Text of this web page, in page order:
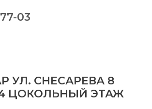
03
УЛ. СНЕСАРЕВА 8
ЦОКОЛЬНЫЙ ЭТАЖ